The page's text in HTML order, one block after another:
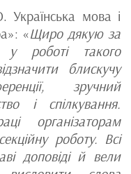
Українська мова і
«Щиро дякую за
у роботі такого
блискучу
зручний
і спілкування.
організаторам
роботу. Всі
доповіді й вели